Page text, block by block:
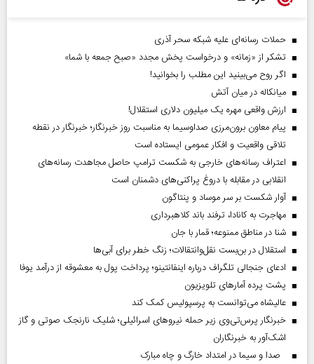
حملات رسانه‌ای علیه شبکه سحر آذری
تشکر از «زمانه» و درخواست پخش مجدد «صبح جمعه با شما»
اگر روح می‌بینید این مطلب را بخوانید!
میانکاله در میان آتش
ارزش واقعی مهره یک میلیون دلاری استقلال!
پیام معاون برون‌مرزی صداوسیما به مناسبت روز خبرنگار؛ خبرنگار در نقطه
تلاقی واقعیت و افکار عمومی ایستاده است
اعتراف رسانه‌های خارجی به شکست ترامپ حاصل مجاهدت رسانه‌های
انقلابی در مقابله با دروغ پراکنی‌های دشمنان است
آوار شکست بر سر موساد و پنتاگون
مهاجرت به کانادا، ترفند باند کلاهبرداری
شنا در مناطق ممنوعه؛ قمار با جان
استقلال در بن‌بست نقل‌وانتقالات؛ زنگ خطر برای آبی‌ها
ادعای جنجالی تلگراف درباره اینفانتینو؛ پرداخت پول به معشوقه از درآمد یوفا
پشت پرده آمارهای تلویزیون
عالیشاه می‌توانست به پرسپولیس کمک کند
خبرنگار پرس‌تی‌وی زیر حمله نیروهای اسرائیلی؛ شلیک نارنجک صوتی و گاز
اشک‌آور به خبرنگاران
صدا و سیما در امتداد خارگ و چاه مبارک